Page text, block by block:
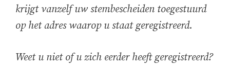
krijgt vanzelf uw stembescheiden toegestuurd
op het adres waarop u staat geregistreerd.
Weet u niet of u zich eerder heeft geregistreerd?